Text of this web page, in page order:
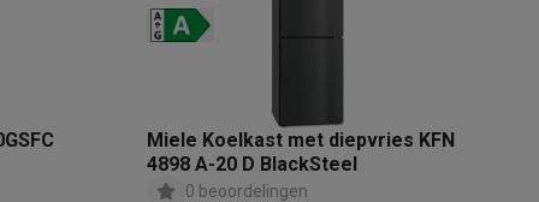
Miele Koelkast met diepvries KFN
4898 A-20 D BlackSteel
0 beoordelingen